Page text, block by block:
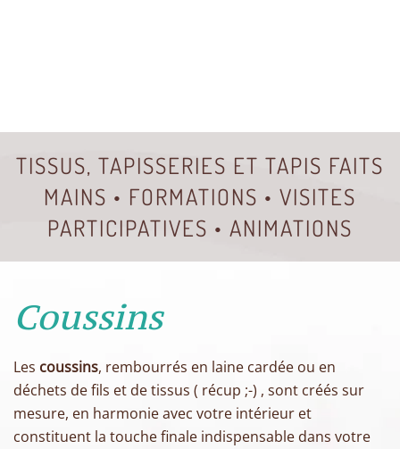
TISSUS, TAPISSERIES ET TAPIS FAITS
MAINS • FORMATIONS • VISITES
PARTICIPATIVES • ANIMATIONS
Coussins
Les coussins, rembourrés en laine cardée ou en
déchets de fils et de tissus ( récup ;-) , sont créés sur
mesure, en harmonie avec votre intérieur et
constituent la touche finale indispensable dans votre